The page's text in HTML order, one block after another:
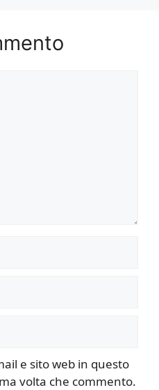
e sito web in questo
volta che commento.